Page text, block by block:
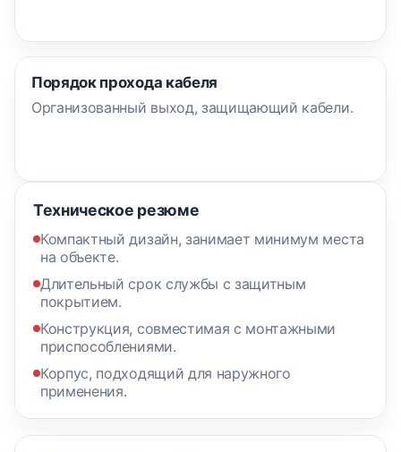
Порядок прохода кабеля
Организованный выход, защищающий кабели.
Техническое резюме
Компактный дизайн, занимает минимум места
на объекте.
Длительный срок службы с защитным
покрытием.
Конструкция, совместимая с монтажными
приспособлениями.
Корпус, подходящий для наружного
применения.